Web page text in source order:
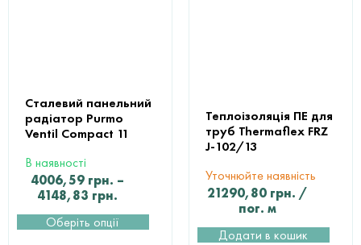
Сталевий панельний
радіатор Purmo
Ventil Compact 11
В наявності
4006,59 грн. –
4148,83 грн.
Оберіть опції
Теплоізоляція ПЕ для
труб Thermaflex FRZ
J-102/13
Уточнюйте наявність
21290,80 грн. /
пог. м
Додати в кошик